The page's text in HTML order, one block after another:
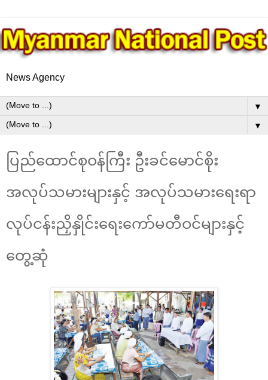
News Agency
▼
▼
ပြည်ထောင်စုဝန်ကြီး ဦးခင်မောင်စိုး
အလုပ်သမားများနှင့် အလုပ်သမားရေးရာ
လုပ်ငန်းညှိနှိုင်းရေးကော်မတီဝင်များနှင့်
တွေ့ဆုံ